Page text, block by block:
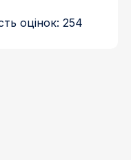
оцінок:254